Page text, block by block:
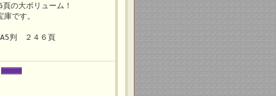
の大ボリューム！
です。
判 ２４６頁